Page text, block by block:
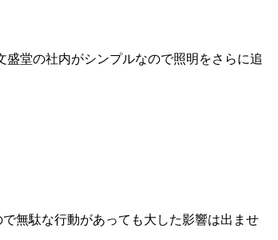
堂の社内がシンプルなので照明をさらに追
無駄な行動があっても大した影響は出ませ